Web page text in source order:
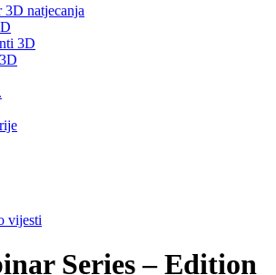
3D natjecanja
3D
vijesti
Series – Edition